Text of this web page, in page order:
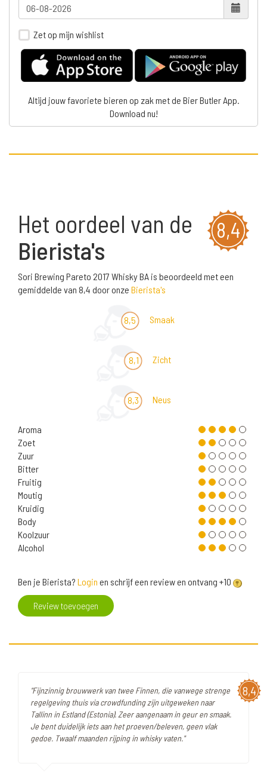
Zet op mijn wishlist
Altijd jouw favoriete bieren op zak met de Bier Butler App.
Download nu!
8,4
Het oordeel van de
Bierista's
Sori Brewing Pareto 2017 Whisky BA is beoordeeld met een
gemiddelde van 8,4 door onze Bierista's
8,5 Smaak
8,1 Zicht
8,3 Neus
Aroma
Zoet
Zuur
Bitter
Fruitig
Moutig
Kruidig
Body
Koolzuur
Alcohol
Ben je Bierista? Login en schrijf een review en ontvang +10
Review toevoegen
8,4
"Fijnzinnig brouwwerk van twee Finnen, die vanwege strenge
regelgeving thuis via crowdfunding zijn uitgeweken naar
Tallinn in Estland (Estonia). Zeer aangenaam in geur en smaak.
Je bent duidelijk iets aan het proeven/beleven, geen vlak
gedoe. Twaalf maanden rijping in whisky vaten."